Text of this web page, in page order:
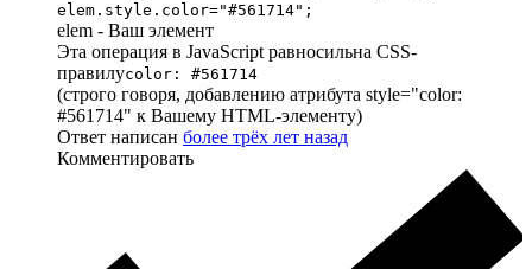
elem.style.color="#561714";
elem - Ваш элемент
Эта операция в JavaScript равносильна CSS-
правилуcolor: #561714
(строго говоря, добавлению атрибута style="color:
#561714" к Вашему HTML-элементу)
Ответ написан более трёх лет назад
Комментировать